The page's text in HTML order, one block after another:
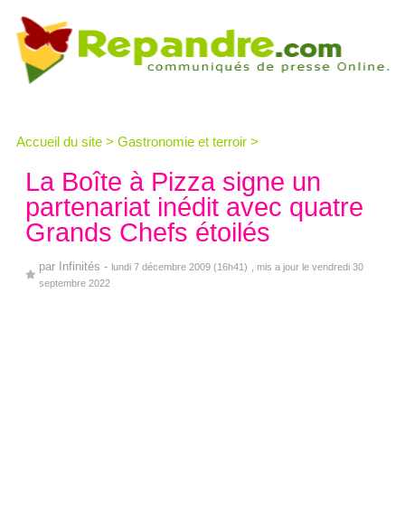
Accueil du site > Gastronomie et terroir >
La Boîte à Pizza signe un
partenariat inédit avec quatre
Grands Chefs étoilés
par Infinités - lundi 7 décembre 2009 (16h41)
, mis a jour le vendredi 30
septembre 2022